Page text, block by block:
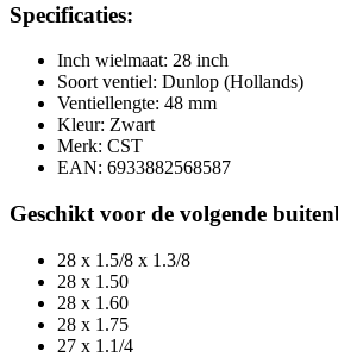
Specificaties:
Inch wielmaat: 28 inch
Soort ventiel: Dunlop (Hollands)
Ventiellengte: 48 mm
Kleur: Zwart
Merk: CST
EAN: 6933882568587
Geschikt voor de volgende
28 x 1.5/8 x 1.3/8
28 x 1.50
28 x 1.60
28 x 1.75
27 x 1.1/4